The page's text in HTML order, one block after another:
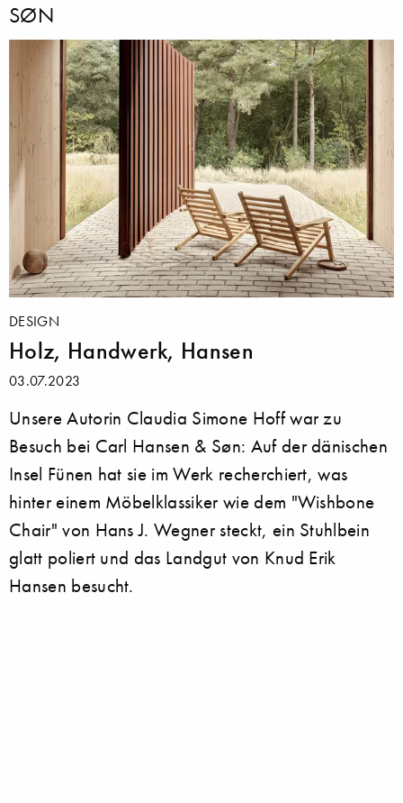
SØN
DESIGN
Holz, Handwerk, Hansen
03.07.2023
Unsere Autorin Claudia Simone Hoff war zu
Besuch bei Carl Hansen & Søn: Auf der dänischen
Insel Fünen hat sie im Werk recherchiert, was
hinter einem Möbelklassiker wie dem "Wishbone
Chair" von Hans J. Wegner steckt, ein Stuhlbein
glatt poliert und das Landgut von Knud Erik
Hansen besucht.